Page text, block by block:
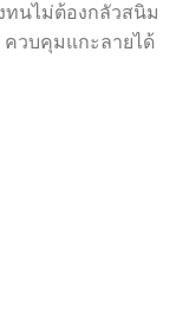
นไม่ต้องกลัวสนิม
ควบคุมแกะลายได้